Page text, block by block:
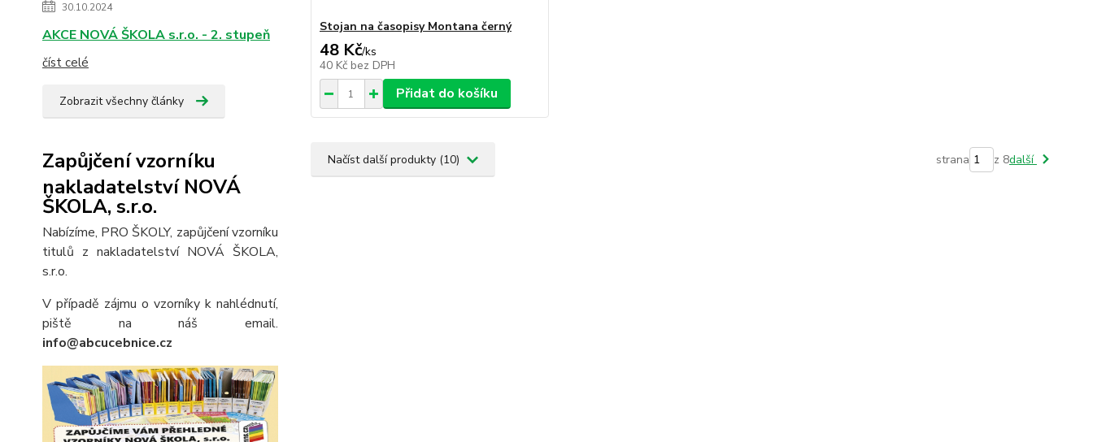
30.10.2024
AKCE NOVÁ ŠKOLA s.r.o. - 2. stupeň
číst celé
Zobrazit všechny články
Zapůjčení vzorníku
nakladatelství NOVÁ
ŠKOLA, s.r.o.
Nabízíme, PRO ŠKOLY, zapůjčení vzorníku
titulů z nakladatelství NOVÁ ŠKOLA,
s.r.o.
V případě zájmu o vzorníky k nahlédnutí,
piště na náš email.
info@abcucebnice.cz
Stojan na časopisy Montana černý
48 Kč/ks
40 Kč bez DPH
Přidat do košíku
Načíst další produkty (10) strana z 8další